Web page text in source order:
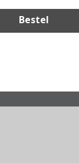
Bestel